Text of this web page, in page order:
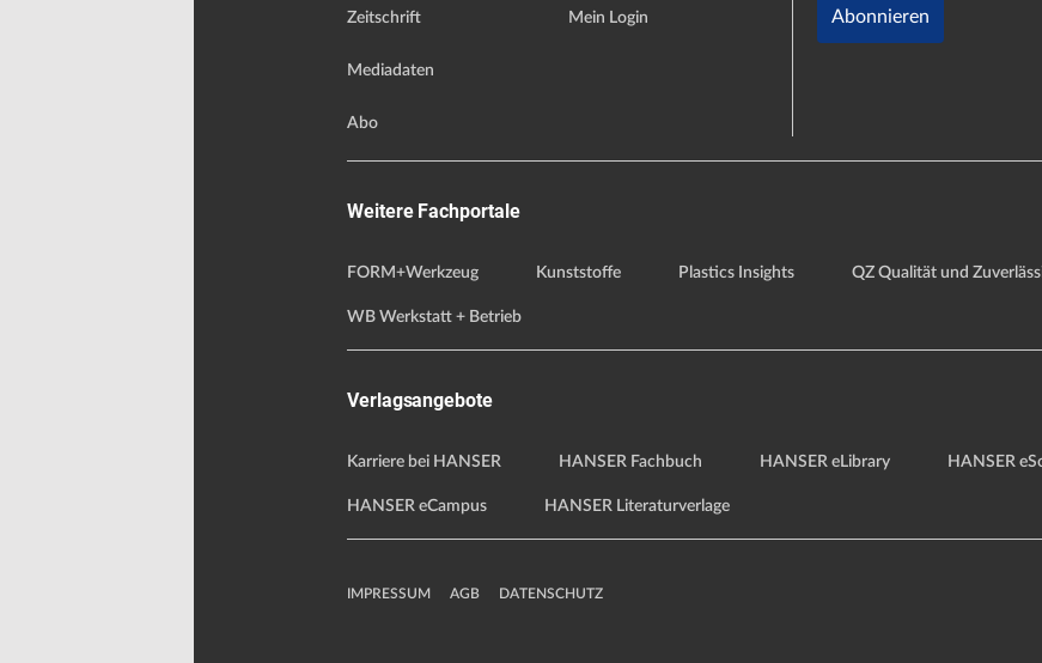
Zeitschrift
Mediadaten
Abo
Mein Login Abonnieren
Weitere Fachportale
FORM+Werkzeug Kunststoffe Plastics Insights QZ Qualität und
WB Werkstatt + Betrieb
Verlagsangebote
Karriere bei HANSER HANSER Fachbuch HANSER eLibrary HANSER
HANSER eCampus HANSER Literaturverlage
IMPRESSUM AGB DATENSCHUTZ